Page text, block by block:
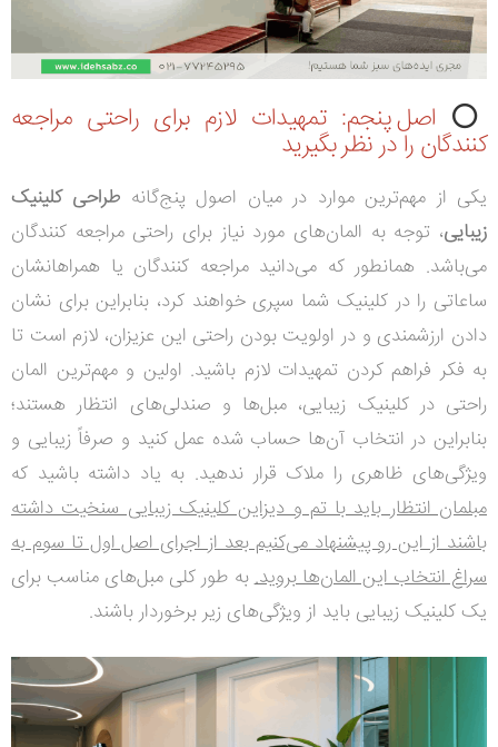
⭕ اصل پنجم: تمهیدات لازم برای راحتی مراجعه
کنندگان را در نظر بگیرید
یکی از مهم‌ترین موارد در میان اصول پنج‌گانه طراحی کلینیک
زیبایی، توجه به المان‌های مورد نیاز برای راحتی مراجعه کنندگان
می‌باشد. همانطور که می‌دانید مراجعه کنندگان یا همراهانشان
ساعاتی را در کلینیک شما سپری خواهند کرد، بنابراین برای نشان
دادن ارزشمندی و در اولویت بودن راحتی این عزیزان، لازم است تا
به فکر فراهم کردن تمهیدات لازم باشید. اولین و مهم‌ترین المان
راحتی در کلینیک زیبایی، مبل‌ها و صندلی‌های انتظار هستند؛
بنابراین در انتخاب آن‌ها حساب شده عمل کنید و صرفاً زیبایی و
ویژگی‌های ظاهری را ملاک قرار ندهید. به یاد داشته باشید که
مبلمان انتظار باید با تم و دیزاین کلینیک زیبایی سنخیت داشته
باشند از این رو پیشنهاد می‌کنیم بعد از اجرای اصل اول تا سوم به
سراغ انتخاب این المان‌ها بروید.به طور کلی مبل‌های مناسب برای
یک کلینیک زیبایی باید از ویژگی‌های زیر برخوردار باشند.